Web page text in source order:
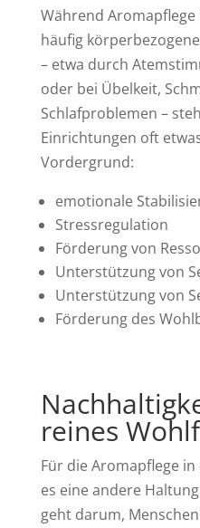
Während
häufig
– etwa durch
oder bei Übelkeit,
Schlafproblemen –
Einrichtungen oft
Vordergrund:
emotionale
Stressregulation
Förderung von
Unterstützung von
Unterstützung von
Förderung des
reines
Für die Aromapflege
es eine andere
geht darum,